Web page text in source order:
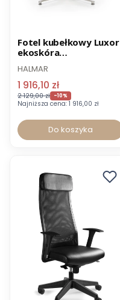
Promocja
-8% z kodem FOTEL
Fotel kubełkowy Luxor
ekoskóra
HALMAR
1 916,10 zł
2 129,00 zł -10%
Najniższa cena: 1 916,00 zł
Do koszyka